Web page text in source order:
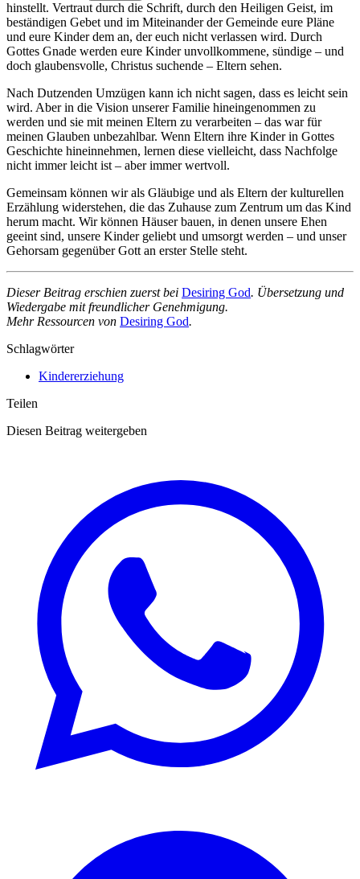
hinstellt. Vertraut durch die Schrift, durch den Heiligen Geist, im
beständigen Gebet und im Miteinander der Gemeinde eure Pläne
und eure Kinder dem an, der euch nicht verlassen wird. Durch
Gottes Gnade werden eure Kinder unvollkommene, sündige – und
doch glaubensvolle, Christus suchende – Eltern sehen.
Nach Dutzenden Umzügen kann ich nicht sagen, dass es leicht sein
wird. Aber in die Vision unserer Familie hineingenommen zu
werden und sie mit meinen Eltern zu verarbeiten – das war für
meinen Glauben unbezahlbar. Wenn Eltern ihre Kinder in Gottes
Geschichte hineinnehmen, lernen diese vielleicht, dass Nachfolge
nicht immer leicht ist – aber immer wertvoll.
Gemeinsam können wir als Gläubige und als Eltern der kulturellen
Erzählung widerstehen, die das Zuhause zum Zentrum um das Kind
herum macht. Wir können Häuser bauen, in denen unsere Ehen
geeint sind, unsere Kinder geliebt und umsorgt werden – und unser
Gehorsam gegenüber Gott an erster Stelle steht.
Dieser Beitrag erschien zuerst bei Desiring God. Übersetzung und
Wiedergabe mit freundlicher Genehmigung.
Mehr Ressourcen von Desiring God.
Schlagwörter
Kindererziehung
Teilen
Diesen Beitrag weitergeben